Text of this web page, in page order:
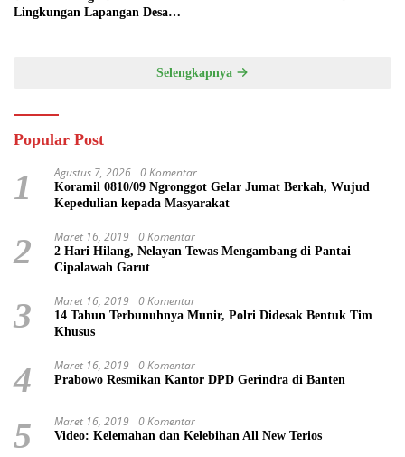
Lingkungan Lapangan Desa
Selengkapnya
Popular Post
1 Agustus 7, 2026 0 Komentar
Koramil 0810/09 Ngronggot Gelar Jumat Berkah, Wujud
Kepedulian kepada Masyarakat
2 Maret 16, 2019 0 Komentar
2 Hari Hilang, Nelayan Tewas Mengambang di Pantai
Cipalawah Garut
3 Maret 16, 2019 0 Komentar
14 Tahun Terbunuhnya Munir, Polri Didesak Bentuk Tim
Khusus
4 Maret 16, 2019 0 Komentar
Prabowo Resmikan Kantor DPD Gerindra di Banten
5 Maret 16, 2019 0 Komentar
Video: Kelemahan dan Kelebihan All New Terios